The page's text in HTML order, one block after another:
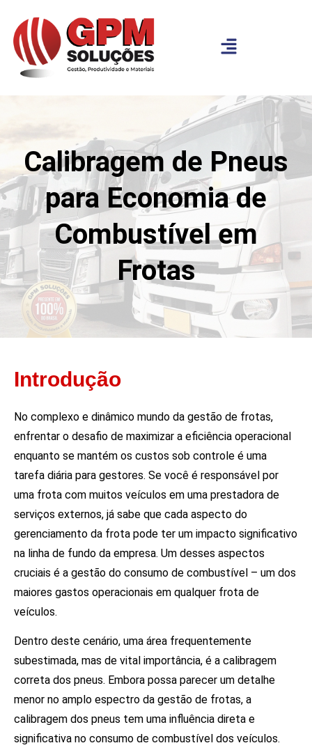
Calibragem de Pneus
para Economia de
Combustível em
Frotas
Introdução
No complexo e dinâmico mundo da gestão de frotas,
enfrentar o desafio de maximizar a eficiência operacional
enquanto se mantém os custos sob controle é uma
tarefa diária para gestores. Se você é responsável por
uma frota com muitos veículos em uma prestadora de
serviços externos, já sabe que cada aspecto do
gerenciamento da frota pode ter um impacto significativo
na linha de fundo da empresa. Um desses aspectos
cruciais é a gestão do consumo de combustível – um dos
maiores gastos operacionais em qualquer frota de
veículos.
Dentro deste cenário, uma área frequentemente
subestimada, mas de vital importância, é a calibragem
correta dos pneus. Embora possa parecer um detalhe
menor no amplo espectro da gestão de frotas, a
calibragem dos pneus tem uma influência direta e
significativa no consumo de combustível dos veículos.